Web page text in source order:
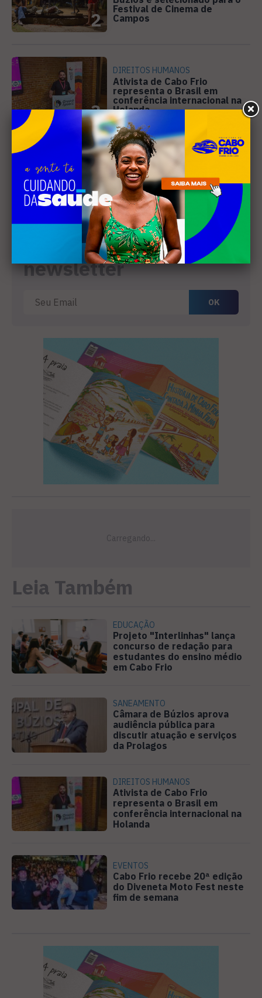
2
Festival de Cinema de
Campos
3
DIREITOS HUMANOS
Ativista de Cabo Frio
representa o Brasil em
conferência internacional na
Holanda
4
SANEAMENTO
Câmara de Búzios aprova
audiência pública para
discutir atuação e serviços
da Prolagos
Receba nossa
newsletter
Leia Também
EDUCAÇÃO
Projeto "Interlinhas" lança
concurso de redação para
estudantes do ensino médio
em Cabo Frio
SANEAMENTO
Câmara de Búzios aprova
audiência pública para
discutir atuação e serviços
da Prolagos
DIREITOS HUMANOS
Ativista de Cabo Frio
representa o Brasil em
conferência internacional na
Holanda
EVENTOS
Cabo Frio recebe 20ª edição
do Diveneta Moto Fest neste
fim de semana